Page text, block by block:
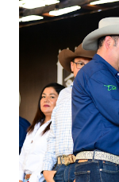
Corazón Urbano
informó que en
metros
Nieto, entre
lo que se aplicará
llevará este
Asunción,
los edificios